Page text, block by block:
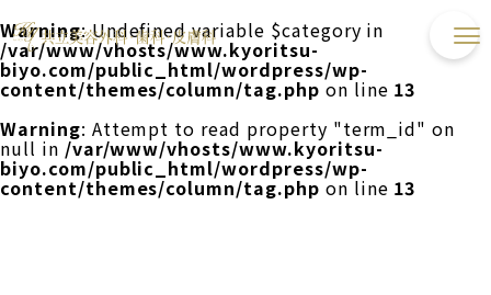
Warning: Undefined variable $category in
/var/www/vhosts/www.kyoritsu-
biyo.com/public_html/wordpress/wp-
content/themes/column/tag.php on line 13
Warning: Attempt to read property "term_id" on
null in /var/www/vhosts/www.kyoritsu-
biyo.com/public_html/wordpress/wp-
content/themes/column/tag.php on line 13